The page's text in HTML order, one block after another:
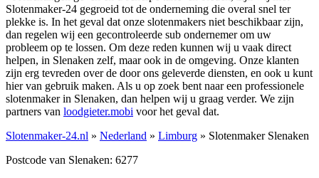
Slotenmaker-24 gegroeid tot de onderneming die overal snel ter
plekke is. In het geval dat onze slotenmakers niet beschikbaar zijn,
dan regelen wij een gecontroleerde sub ondernemer om uw
probleem op te lossen. Om deze reden kunnen wij u vaak direct
helpen, in Slenaken zelf, maar ook in de omgeving. Onze klanten
zijn erg tevreden over de door ons geleverde diensten, en ook u kunt
hier van gebruik maken. Als u op zoek bent naar een professionele
slotenmaker in Slenaken, dan helpen wij u graag verder. We zijn
partners van loodgieter.mobi voor het geval dat.
Slotenmaker-24.nl » Nederland » Limburg » Slotenmaker Slenaken
Postcode van Slenaken: 6277